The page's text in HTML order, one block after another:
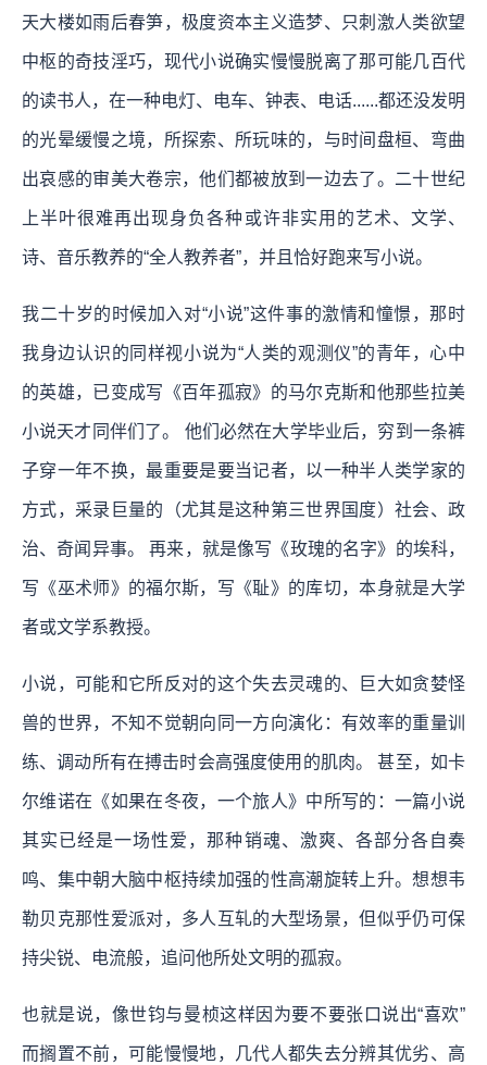
天大楼如雨后春笋，极度资本主义造梦、只刺激人类欲望
中枢的奇技淫巧，现代小说确实慢慢脱离了那可能几百代
的读书人，在一种电灯、电车、钟表、电话......都还没发明
的光晕缓慢之境，所探索、所玩味的，与时间盘桓、弯曲
出哀感的审美大卷宗，他们都被放到一边去了。二十世纪
上半叶很难再出现身负各种或许非实用的艺术、文学、
诗、音乐教养的“全人教养者”，并且恰好跑来写小说。
我二十岁的时候加入对“小说”这件事的激情和憧憬，那时
我身边认识的同样视小说为“人类的观测仪”的青年，心中
的英雄，已变成写《百年孤寂》的马尔克斯和他那些拉美
小说天才同伴们了。 他们必然在大学毕业后，穷到一条裤
子穿一年不换，最重要是要当记者，以一种半人类学家的
方式，采录巨量的（尤其是这种第三世界国度）社会、政
治、奇闻异事。 再来，就是像写《玫瑰的名字》的埃科，
写《巫术师》的福尔斯，写《耻》的库切，本身就是大学
者或文学系教授。
小说，可能和它所反对的这个失去灵魂的、巨大如贪婪怪
兽的世界，不知不觉朝向同一方向演化：有效率的重量训
练、调动所有在搏击时会高强度使用的肌肉。 甚至，如卡
尔维诺在《如果在冬夜，一个旅人》中所写的：一篇小说
其实已经是一场性爱，那种销魂、激爽、各部分各自奏
鸣、集中朝大脑中枢持续加强的性高潮旋转上升。想想韦
勒贝克那性爱派对，多人互轧的大型场景，但似乎仍可保
持尖锐、电流般，追问他所处文明的孤寂。
也就是说，像世钧与曼桢这样因为要不要张口说出“喜欢”
而搁置不前，可能慢慢地，几代人都失去分辨其优劣、高